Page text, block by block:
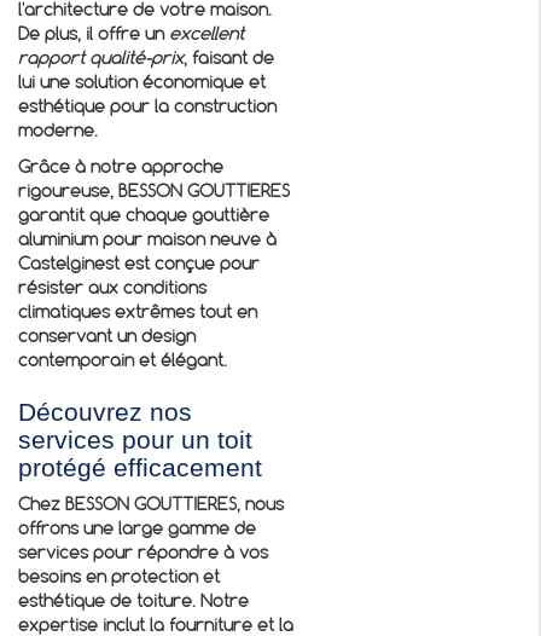
l'architecture de votre maison.
De plus, il offre un excellent
rapport qualité-prix, faisant de
lui une solution économique et
esthétique pour la construction
moderne.
Grâce à notre approche
rigoureuse, BESSON GOUTTIERES
garantit que chaque gouttière
aluminium pour maison neuve à
Castelginest est conçue pour
résister aux conditions
climatiques extrêmes tout en
conservant un design
contemporain et élégant.
Découvrez nos
services pour un toit
protégé efficacement
Chez BESSON GOUTTIERES, nous
offrons une large gamme de
services pour répondre à vos
besoins en protection et
esthétique de toiture. Notre
expertise inclut la fourniture et la